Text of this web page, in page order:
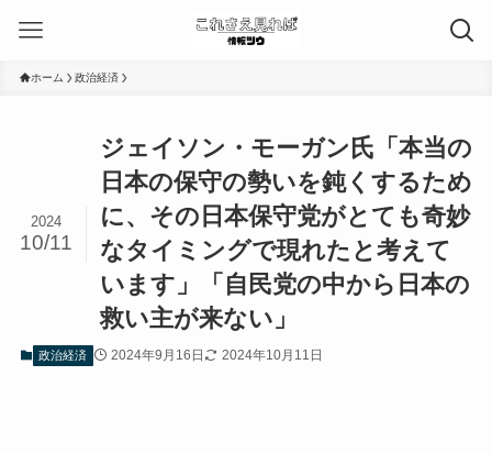
ホーム 政治経済
ジェイソン・モーガン氏「本当の
日本の保守の勢いを鈍くするため
に、その日本保守党がとても奇妙
なタイミングで現れたと考えて
います」「自民党の中から日本の
救い主が来ない」
2024
10/11
政治経済 2024年9月16日 2024年10月11日